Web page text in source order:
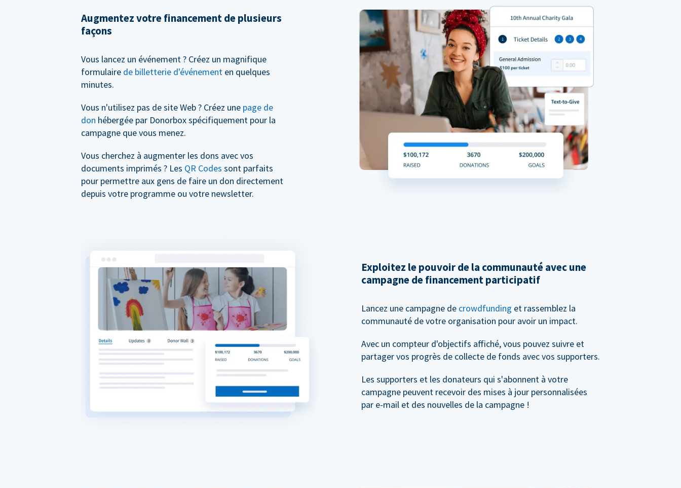
Augmentez votre financement de plusieurs
façons
Vous lancez un événement ? Créez un magnifique
formulaire de billetterie d'événement en quelques
minutes.
Vous n'utilisez pas de site Web ? Créez une page de
don hébergée par Donorbox spécifiquement pour la
campagne que vous menez.
Vous cherchez à augmenter les dons avec vos
documents imprimés ? Les QR Codes sont parfaits
pour permettre aux gens de faire un don directement
depuis votre programme ou votre newsletter.
Exploitez le pouvoir de la communauté avec une
campagne de financement participatif
Lancez une campagne de crowdfunding et rassemblez la
communauté de votre organisation pour avoir un impact.
Avec un compteur d'objectifs affiché, vous pouvez suivre et
partager vos progrès de collecte de fonds avec vos supporters.
Les supporters et les donateurs qui s'abonnent à votre
campagne peuvent recevoir des mises à jour personnalisées
par e-mail et des nouvelles de la campagne !